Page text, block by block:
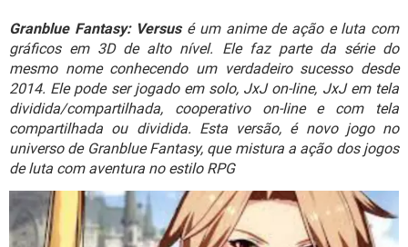
INSTAGRAM GMAIL
Granblue Fantasy: Versusé um anime de ação e luta com
gráficos em 3D de alto nível. Ele faz parte da série do
mesmo nome conhecendo um verdadeiro sucesso desde
2014. Ele pode ser jogado em solo, JxJ on-line, JxJ em tela
dividida/compartilhada, cooperativo on-line e com tela
compartilhada ou dividida. Esta versão, é novo jogo no
universo de Granblue Fantasy, que mistura a ação dos jogos
de luta com aventura no estilo RPG